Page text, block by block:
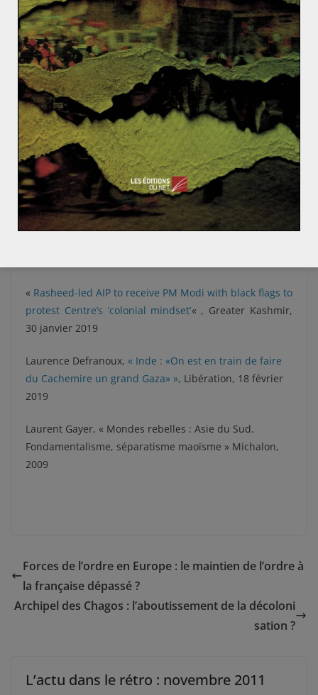
attentat a un avantage pour le BJP : le parti utiliser sa
rhétorique nationaliste et laisser libre cours aux actes
anti-musulmans. Plusieurs actes de violences envers
des musulmans cachemiris ont déjà eu lieu à travers le
pays depuis l’attentat. Dans le même temps, Modi peut
accuser Islamabad d’être responsable de l’attentat,
sans remettre en question sa politique au Cachemire.
La réponse indienne ne s’est d’ailleurs pas faite
attendre, une intervention militaire de grande ampleur
prend place au Cachemire. Celle-ci ostracise la région
plus encore, et ne permet en aucun cas de construire
une paix durable. Mais les gains à courts termes sont
trop importants.
« Rasheed-led AIP to receive PM Modi with black flags to
protest Centre’s ‘colonial mindset’« , Greater Kashmir,
30 janvier 2019
Laurence Defranoux, « Inde : «On est en train de faire
du Cachemire un grand Gaza» », Libération, 18 février
2019
Laurent Gayer, « Mondes rebelles : Asie du Sud.
Fondamentalisme, séparatisme maoïsme » Michalon,
2009
Forces de l’ordre en Europe : le maintien de l’ordre à
la française dépassé ?
Archipel des Chagos : l’aboutissement de la décoloni
sation ?
L’actu dans le rétro : novembre 2011